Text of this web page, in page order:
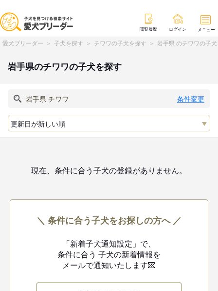
閲覧履歴 ログイン メニュー
愛犬ブリーダー 子犬を探す チワワの子犬を探す 岩手県 のチワワの子
岩手県のチワワの子犬を探す
条件変更
現在、条件に合う子犬の登録がありません。
＼ 条件に合う子犬をお探しの方へ ／
「新着子犬通知設定」で、
条件に合う 子犬の新着情報を
メールで通知いたします💌